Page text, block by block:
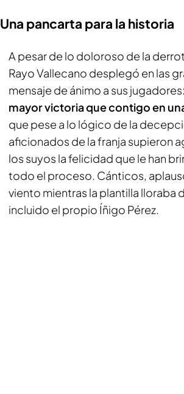
Una pancarta para la historia
A pesar de lo doloroso de la
Rayo Vallecano desplegó en las
mensaje de ánimo a sus jugadores:
mayor victoria que contigo en
que pese a lo lógico de la
aficionados de la franja supieron
los suyos la felicidad que le han
todo el proceso. Cánticos,
viento mientras la plantilla lloraba
incluido el propio Íñigo Pérez.